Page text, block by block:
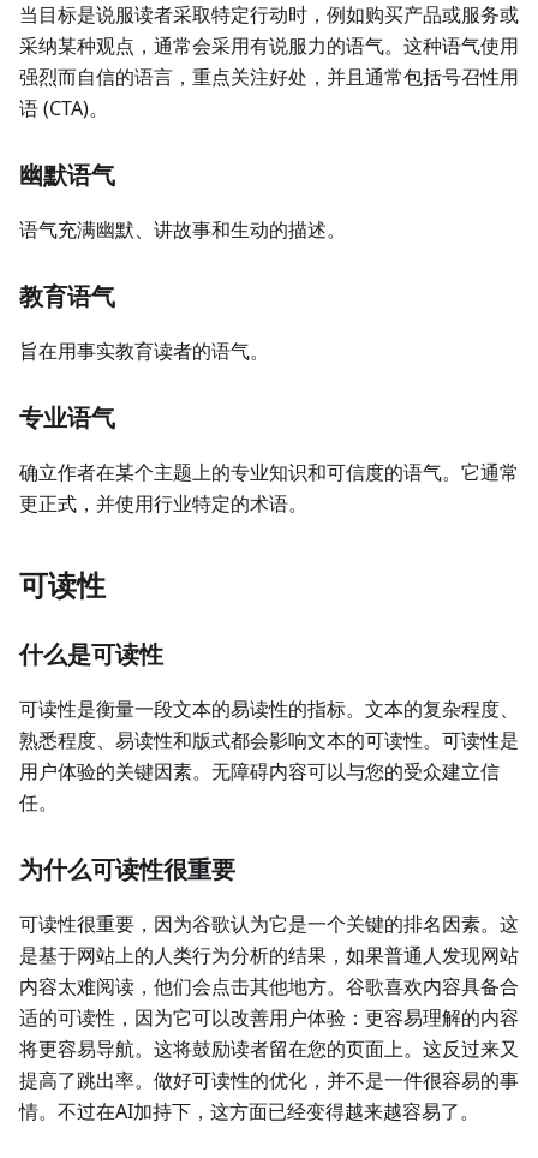
当目标是说服读者采取特定行动时，例如购买产品或服务或
采纳某种观点，通常会采用有说服力的语气。这种语气使用
强烈而自信的语言，重点关注好处，并且通常包括号召性用
语 (CTA)。
幽默语气
语气充满幽默、讲故事和生动的描述。
教育语气
旨在用事实教育读者的语气。
专业语气
确立作者在某个主题上的专业知识和可信度的语气。它通常
更正式，并使用行业特定的术语。
可读性
什么是可读性
可读性是衡量一段文本的易读性的指标。文本的复杂程度、
熟悉程度、易读性和版式都会影响文本的可读性。可读性是
用户体验的关键因素。无障碍内容可以与您的受众建立信
任。
为什么可读性很重要
可读性很重要，因为谷歌认为它是一个关键的排名因素。这
是基于网站上的人类行为分析的结果，如果普通人发现网站
内容太难阅读，他们会点击其他地方。谷歌喜欢内容具备合
适的可读性，因为它可以改善用户体验：更容易理解的内容
将更容易导航。这将鼓励读者留在您的页面上。这反过来又
提高了跳出率。做好可读性的优化，并不是一件很容易的事
情。不过在AI加持下，这方面已经变得越来越容易了。